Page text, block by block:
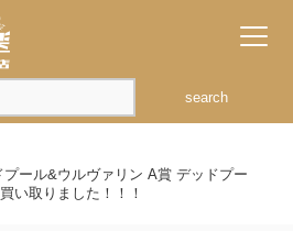
search
ール&ウルヴァリン A賞 デッドプー
い取りました！！！